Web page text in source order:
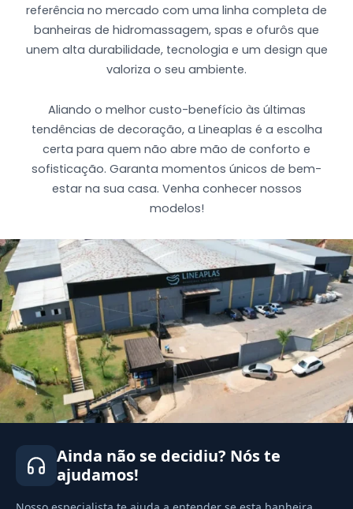
referência no mercado com uma linha completa de
banheiras de hidromassagem, spas e ofurôs que
unem alta durabilidade, tecnologia e um design que
valoriza o seu ambiente.
Aliando o melhor custo-benefício às últimas
tendências de decoração, a Lineaplas é a escolha
certa para quem não abre mão de conforto e
sofisticação. Garanta momentos únicos de bem-
estar na sua casa. Venha conhecer nossos
modelos!
Ainda não se decidiu? Nós te
ajudamos!